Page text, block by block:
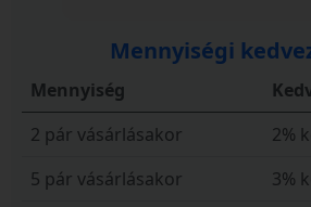
Mennyiségi
Mennyiség
2 pár vásárlásakor
2%
5 pár vásárlásakor
3%